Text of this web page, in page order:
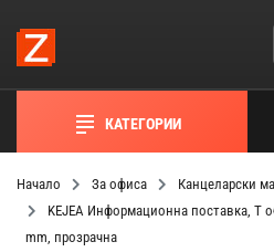
КАТЕГОРИИ
Начало За офиса
Канцеларски
KEJEA Информационна поставка, Т
mm, прозрачна